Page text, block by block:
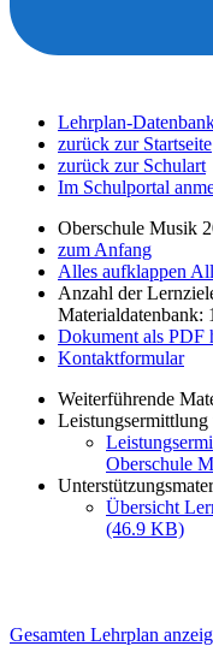
Lehrplan-
zurück zur Startseite
zurück zur Schulart
Im Schulportal
Oberschule Musik
zum Anfang
Alles aufklappen
Anzahl der
Materialdatenbank:
Dokument als PDF
Kontaktformular
Weiterführende
Oberschule
Übersicht
(46.9 KB)
Gesamten Lehrplan